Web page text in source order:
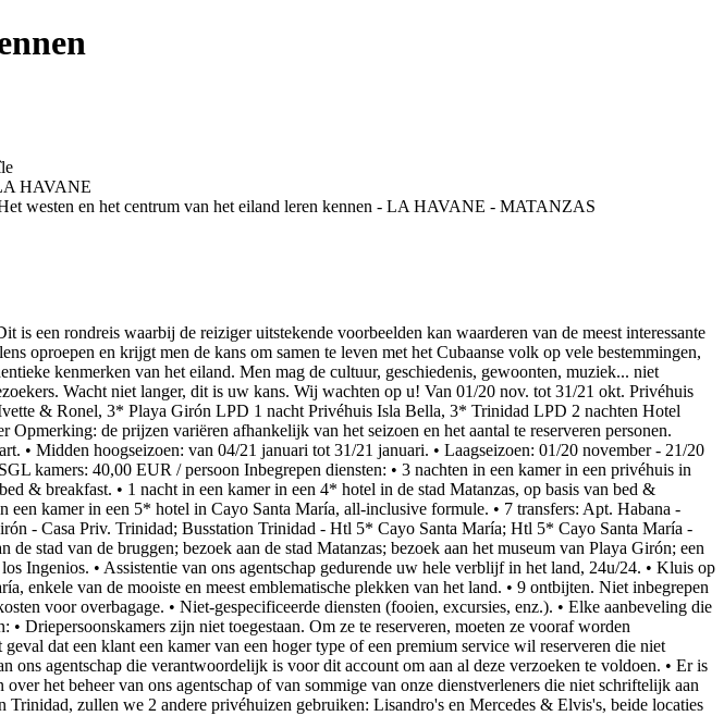
rondreis waarbij de reiziger uitstekende voorbeelden kan waarderen van de meest interessante
oproepen en krijgt men de kans om samen te leven met het Cubaanse volk op vele bestemmingen,
kenmerken van het eiland. Men mag de cultuur, geschiedenis, gewoonten, muziek... niet
Wacht niet langer, dit is uw kans. Wij wachten op u! Van 01/20 nov. tot 31/21 okt. Privéhuis
& Ronel, 3* Playa Girón LPD 1 nacht Privéhuis Isla Bella, 3* Trinidad LPD 2 nachten Hotel
de prijzen variëren afhankelijk van het seizoen en het aantal te reserveren personen.
• Midden hoogseizoen: van 04/21 januari tot 31/21 januari. • Laagseizoen: 01/20 november - 21/20
kamers: 40,00 EUR / persoon Inbegrepen diensten: • 3 nachten in een kamer in een privéhuis in
& breakfast. • 1 nacht in een kamer in een 4* hotel in de stad Matanzas, op basis van bed &
kamer in een 5* hotel in Cayo Santa María, all-inclusive formule. • 7 transfers: Apt. Habana -
- Casa Priv. Trinidad; Busstation Trinidad - Htl 5* Cayo Santa María; Htl 5* Cayo Santa María -
stad van de bruggen; bezoek aan de stad Matanzas; bezoek aan het museum van Playa Girón; een
Ingenios. • Assistentie van ons agentschap gedurende uw hele verblijf in het land, 24u/24. • Kluis op
enkele van de mooiste en meest emblematische plekken van het land. • 9 ontbijten. Niet inbegrepen
voor overbagage. • Niet-gespecificeerde diensten (fooien, excursies, enz.). • Elke aanbeveling die
zijn niet toegestaan. Om ze te reserveren, moeten ze vooraf worden
dat een klant een kamer van een hoger type of een premium service wil reserveren die niet
ons agentschap die verantwoordelijk is voor dit account om aan al deze verzoeken te voldoen. • Er is
het beheer van ons agentschap of van sommige van onze dienstverleners die niet schriftelijk aan
zullen we 2 andere privéhuizen gebruiken: Lisandro's en Mercedes & Elvis's, beide locaties